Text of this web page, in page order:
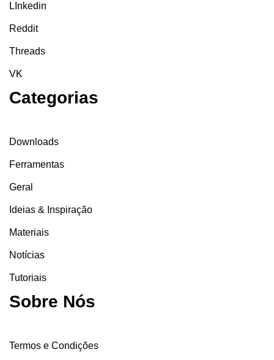
LInkedin
Reddit
Threads
VK
Categorias
Downloads
Ferramentas
Geral
Ideias & Inspiração
Materiais
Notícias
Tutoriais
Sobre Nós
Termos e Condições